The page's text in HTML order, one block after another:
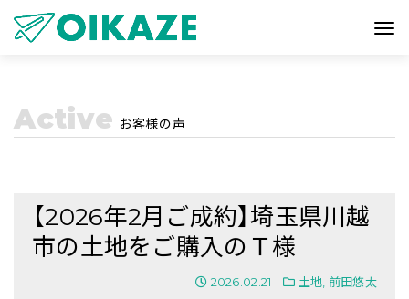
Active お客様の声
【2026年2月ご成約】埼玉県川越
市の土地をご購入のＴ様
2026.02.21 土地 前田悠太